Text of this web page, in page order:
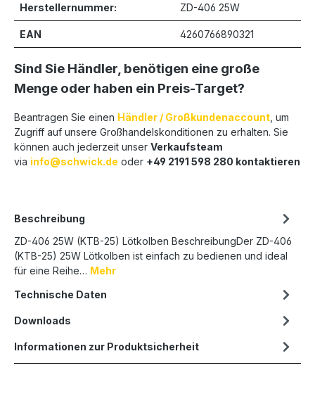
Herstellernummer: ZD-406 25W
EAN 4260766890321
Sind Sie Händler, benötigen eine große
Menge oder haben ein Preis-Target?
Beantragen Sie einen Händler / Großkundenaccount , um
Zugriff auf unsere Großhandelskonditionen zu erhalten. Sie
können auch jederzeit unser Verkaufsteam
via info@schwick.de oder +49 2191 598 280 kontaktieren
Beschreibung
ZD-406 25W (KTB-25) Lötkolben BeschreibungDer ZD-406
(KTB-25) 25W Lötkolben ist einfach zu bedienen und ideal
für eine Reihe… Mehr
Technische Daten
Downloads
Informationen zur Produktsicherheit